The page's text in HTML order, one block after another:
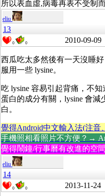
所以表血虛,病毒再表不受制
eliu
13
0 0 2010-09-09
西瓜吃太多然後有一天沒睡
服用一些 lysine。
吃 lysine 容易引起背痛，不
蛋白的成分有關，lysine 會減
白。
覺得Android中文輸入法(注
手機照相看照片不方便？→
覺得鬧鐘/行事曆有改進的空
eliu
14
0 0 2013-11-24